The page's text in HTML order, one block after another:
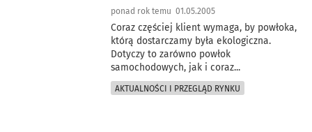
ponad rok temu 01.05.2005
Coraz częściej klient wymaga, by powłoka,
którą dostarczamy była ekologiczna.
Dotyczy to zarówno powłok
samochodowych, jak i coraz...
AKTUALNOŚCI I PRZEGLĄD RYNKU